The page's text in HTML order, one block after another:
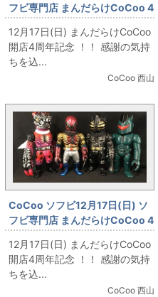
フビ専門店 まんだらけCoCoo 4
周年記念 「トイグラフ 怪獣クリ
スマスシリーズ ゴジラ」
12月17日(日) まんだらけCoCoo
開店4周年記念 ！！ 感謝の気持
ちを込...
CoCoo 西山
CoCoo ソフビ12月17日(日) ソ
フビ専門店 まんだらけCoCoo 4
周年記念 「☆真頭不滅
☆REALHEAD」
12月17日(日) まんだらけCoCoo
開店4周年記念 ！！ 感謝の気持
ちを込...
CoCoo 西山